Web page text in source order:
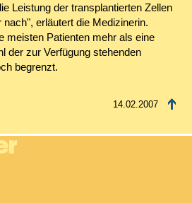
Leistung der transplantierten Zellen
erläutert die Medizinerin.
meisten Patienten mehr als eine
der zur Verfügung stehenden
begrenzt.
14.02.2007